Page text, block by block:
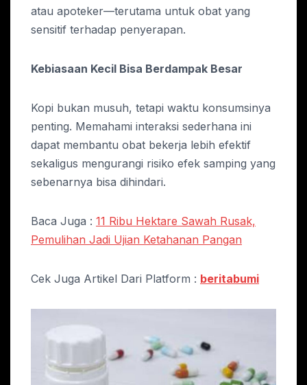
atau apoteker—terutama untuk obat yang
sensitif terhadap penyerapan.
Kebiasaan Kecil Bisa Berdampak Besar
Kopi bukan musuh, tetapi waktu konsumsinya
penting. Memahami interaksi sederhana ini
dapat membantu obat bekerja lebih efektif
sekaligus mengurangi risiko efek samping yang
sebenarnya bisa dihindari.
Baca Juga : 11 Ribu Hektare Sawah Rusak,
Pemulihan Jadi Ujian Ketahanan Pangan
Cek Juga Artikel Dari Platform : beritabumi